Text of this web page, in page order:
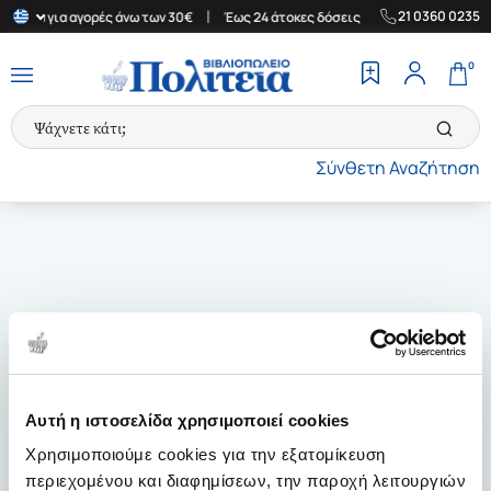
Αυτή η ιστοσελίδα χρησιμοποιεί cookies
Χρησιμοποιούμε cookies για την εξατομίκευση
περιεχομένου και διαφημίσεων, την παροχή λειτουργιών
για αγορές άνω των 30€ Έως 24 άτοκες δόσεις | Δωρεάν
21 0360 0235
Σύνθετη Αναζήτηση
0